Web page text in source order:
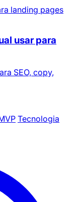
landing pages
usar para
SEO, copy,
Tecnologia